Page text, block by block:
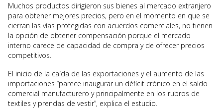
Muchos productos dirigieron sus bienes al mercado extranjero
para obtener mejores precios, pero en el momento en que se
cierran las vías protegidas con acuerdos comerciales, no tienen
la opción de obtener compensación porque el mercado
interno carece de capacidad de compra y de ofrecer precios
competitivos.
El inicio de la caída de las exportaciones y el aumento de las
importaciones “parece inaugurar un déficit crónico en el saldo
comercial manufacturero y principalmente en los rubros de
textiles y prendas de vestir”, explica el estudio.